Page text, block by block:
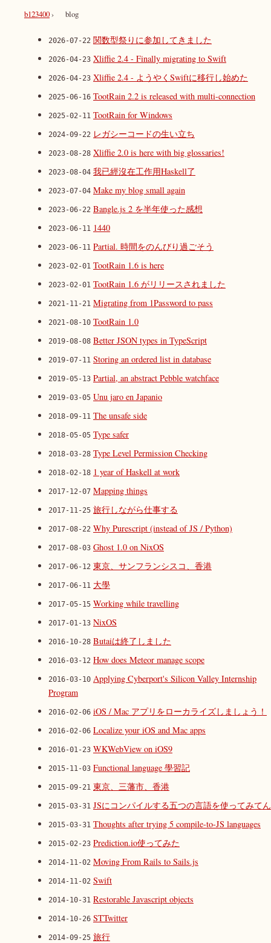
b123400 blog
2026-07-22 関数型祭りに参加してきました
2026-04-23 Xliffie 2.4 - Finally migrating to Swift
2026-04-23 Xliffie 2.4 - ようやくSwiftに移行し始めた
2025-06-16 TootRain 2.2 is released with multi-connection
2025-02-11 TootRain for Windows
2024-09-22 レガシーコードの生い立ち
2023-08-28 Xliffie 2.0 is here with big glossaries!
2023-08-04 我已經沒在工作用Haskell了
2023-07-04 Make my blog small again
2023-06-22 Bangle.js 2 を半年使った感想
2023-06-11 1440
2023-06-11 Partial. 時間をのんびり過ごそう
2023-02-01 TootRain 1.6 is here
2023-02-01 TootRain 1.6 がリリースされました
2021-11-21 Migrating from 1Password to pass
2021-08-10 TootRain 1.0
2019-08-08 Better JSON types in TypeScript
2019-07-11 Storing an ordered list in database
2019-05-13 Partial, an abstract Pebble watchface
2019-03-05 Unu jaro en Japanio
2018-09-11 The unsafe side
2018-05-05 Type safer
2018-03-28 Type Level Permission Checking
2018-02-18 1 year of Haskell at work
2017-12-07 Mapping things
2017-11-25 旅行しながら仕事する
2017-08-22 Why Purescript (instead of JS / Python)
2017-08-03 Ghost 1.0 on NixOS
2017-06-12 東京、サンフランシスコ、香港
2017-06-11 大學
2017-05-15 Working while travelling
2017-01-13 NixOS
2016-10-28 Butaiは終了しました
2016-03-12 How does Meteor manage scope
2016-03-10 Applying Cyberport's Silicon Valley Internship
Program
2016-02-06 iOS / Mac アプリをローカライズしましょう！
2016-02-06 Localize your iOS and Mac apps
2016-01-23 WKWebView on iOS9
2015-11-03 Functional language 學習記
2015-09-21 東京、三藩市、香港
2015-03-31 JSにコンパイルする五つの言語を使ってみてん
2015-03-31 Thoughts after trying 5 compile-to-JS languages
2015-02-23 Prediction.io使ってみた
2014-11-02 Moving From Rails to Sails.js
2014-11-02 Swift
2014-10-31 Restorable Javascript objects
2014-10-26 STTwitter
2014-09-25 旅行